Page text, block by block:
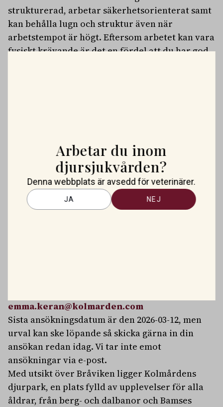
strukturerad, arbetar säkerhetsorienterat samt
kan behålla lugn och struktur även när
arbetstempot är högt. Eftersom arbetet kan vara
fysiskt krävande är det en fördel att du har god
Tillträde sker enligt överenskommelse.
Arbetet sker under dagtid tillsammans med
beredskapsverksamhet som kan innebära arbete
på kvällar och helger. Du kommer att omfattas
av kollektivavtal Djursjukvård/djurparker
tecknat mellan SLA och Unionen/Sveriges
emma.keran@kolmarden.com
Sista ansökningsdatum är den 2026-03-12, men
urval kan ske löpande så skicka gärna in din
ansökan redan idag. Vi tar inte emot
ansökningar via e-post.
Med utsikt över Bråviken ligger Kolmårdens
djurpark, en plats fylld av upplevelser för alla
åldrar, från berg- och dalbanor och Bamses
Arbetar du inom
djursjukvården?
Denna webbplats är avsedd för veterinärer.
JA NEJ